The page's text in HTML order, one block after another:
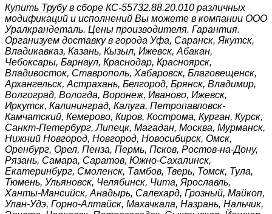
Купить Трубу в сборе КС-55732.88.20.010 различных
модификаций и исполнений Вы можете в компании ООО
Уралкрандеталь. Цены производителя. Гарантия.
Организуем доставку в города Уфа, Саранск, Якутск,
Владикавказ, Казань, Кызыл, Ижевск, Абакан,
Чебоксары, Барнаул, Краснодар, Красноярск,
Владивосток, Ставрополь, Хабаровск, Благовещенск,
Архангельск, Астрахань, Белгород, Брянск, Владимир,
Волгоград, Вологда, Воронеж, Иваново, Ижевск,
Иркутск, Калининград, Калуга, Петропавловск-
Камчатский, Кемерово, Киров, Кострома, Курган, Курск,
Санкт-Петербург, Липецк, Магадан, Москва, Мурманск,
Нижний Новгород, Новгород, Новосибирск, Омск,
Оренбург, Орел, Пенза, Пермь, Псков, Ростов-на-Дону,
Рязань, Самара, Саратов, Южно-Сахалинск,
Екатеринбург, Смоленск, Тамбов, Тверь, Томск, Тула,
Тюмень, Ульяновск, Челябинск, Чита, Ярославль,
Ханты-Мансийск, Анадырь, Салехард, Грозный, Майкоп,
Улан-Удэ, Горно-Алтайск, Махачкала, Назрань, Нальчик,